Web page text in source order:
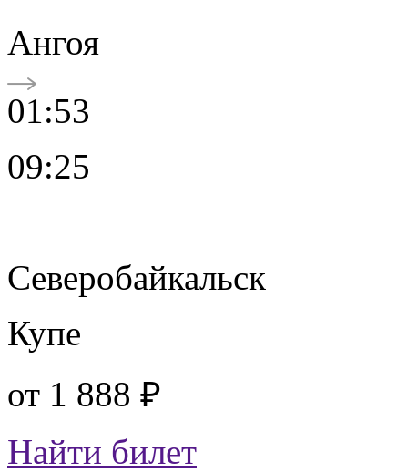
Ангоя
01:53
09:25
Северобайкальск
Купе
от 1 888 ₽
Найти билет